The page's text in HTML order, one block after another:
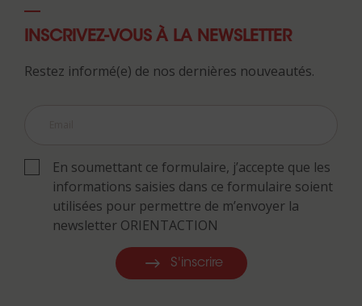
INSCRIVEZ-VOUS À LA NEWSLETTER
Restez informé(e) de nos dernières nouveautés.
En soumettant ce formulaire, j’accepte que les
informations saisies dans ce formulaire soient
utilisées pour permettre de m’envoyer la
newsletter ORIENTACTION
S'inscrire